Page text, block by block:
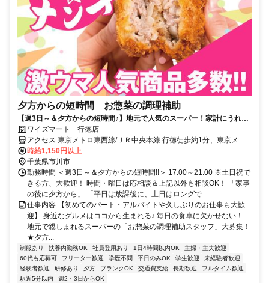
夕方からの短時間 お惣菜の調理補助
【週3日～＆夕方からの短時間♪】地元で人気のスーパー！家計にうれし
い従業員割引あり
ワイズマート 行徳店
アクセス 東京メトロ東西線/ＪＲ中央本線 行徳徒歩約1分、東京メト
ロ東西線/ＪＲ中央本線 妙典南口徒歩約18分、東京メトロ東西線/ＪＲ
中央本線 南行徳北口徒歩約21分 東西線「行徳駅」目の前！
時給1,150円以上
千葉県市川市
勤務時間 ＜週3日～＆夕方からの短時間!!＞ 17:00～21:00 ※土日祝で
きる方、大歓迎！ 時間・曜日は応相談＆上記以外も相談OK！ 「家事
の後に夕方から」 「平日は放課後に、土日はロングで...
仕事内容 【初めてのパート・アルバイトや久しぶりのお仕事も大歓
迎】 身近なグルメはココから生まれる♪ 毎日の食卓に欠かせない！
地元で親しまれるスーパーの「お惣菜の調理補助スタッフ」大募集！
★夕方...
制服あり 扶養内勤務OK 社員登用あり 1日4時間以内OK
主婦・主夫歓迎
60代も応募可
フリーター歓迎 学歴不問 平日のみOK 学生歓迎
未経験者歓迎
経験者歓迎
研修あり 夕方 ブランクOK 交通費支給 長期歓迎
フルタイム歓迎
駅近5分以内
週2・3日からOK